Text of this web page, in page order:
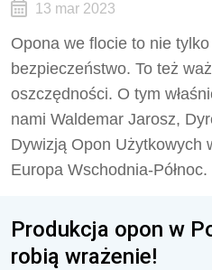
13 mar 2023
Opona we flocie to nie
bezpieczeństwo. To też
oszczędności. O tym
nami Waldemar Jarosz,
Dywizją Opon Użytkowych
Europa Wschodnia-Północ.
Produkcja opon w
robią wrażenie!